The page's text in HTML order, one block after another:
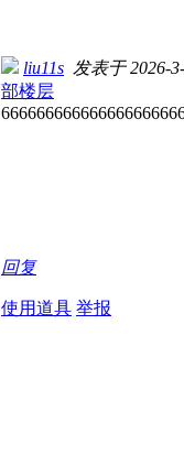
liu11s 发表于 2026-
部楼层
回复
使用道具 举报